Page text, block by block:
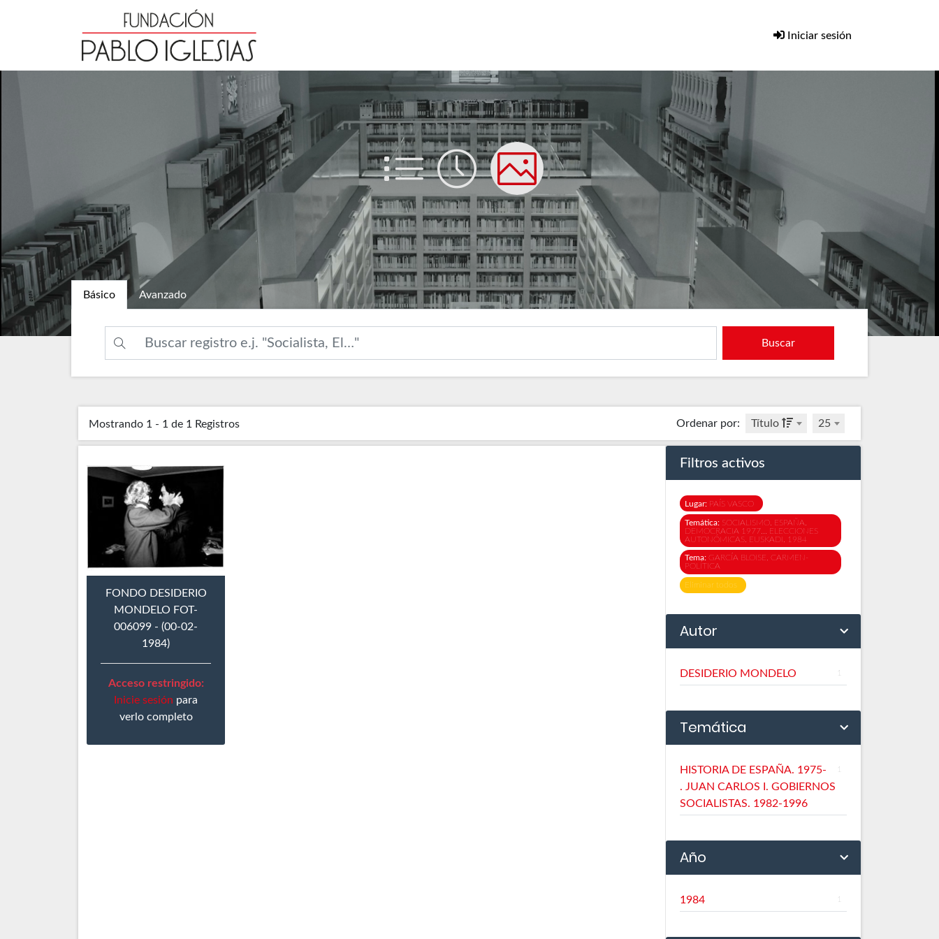
Iniciar sesión
List Time Picture
Básico Avanzado
Buscar
Mostrando 1 - 1 de 1 Registros Ordenar por: Título 25
FONDO DESIDERIO
MONDELO FOT-
006099 - (00-02-
1984)
Acceso restringido:
Inicie sesión para
verlo completo
Filtros activos
Lugar: PAÍS VASCO
Temática: SOCIALISMO. ESPAÑA.
DEMOCRACIA 1977... ELECCIONES
AUTONÓMICAS. EUSKADI. 1984
Tema: GARCÍA BLOISE, CARMEN-
POLÍTICA
Eliminar todos
Autor
1
DESIDERIO MONDELO
Temática
1
HISTORIA DE ESPAÑA. 1975-
. JUAN CARLOS I. GOBIERNOS
SOCIALISTAS. 1982-1996
Año
1
1984